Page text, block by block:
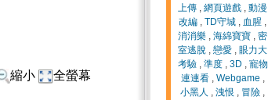
縮小 全螢幕
上傳 , 網頁遊戲 , 動漫
改編 , TD守城 , 血腥 ,
消消樂 , 海綿寶寶 , 密
室逃脫 , 戀愛 , 眼力大
考驗, 準度, 3D , 寵物
連連看, Webgame ,
小黑人 , 洩恨 , 冒險 ,